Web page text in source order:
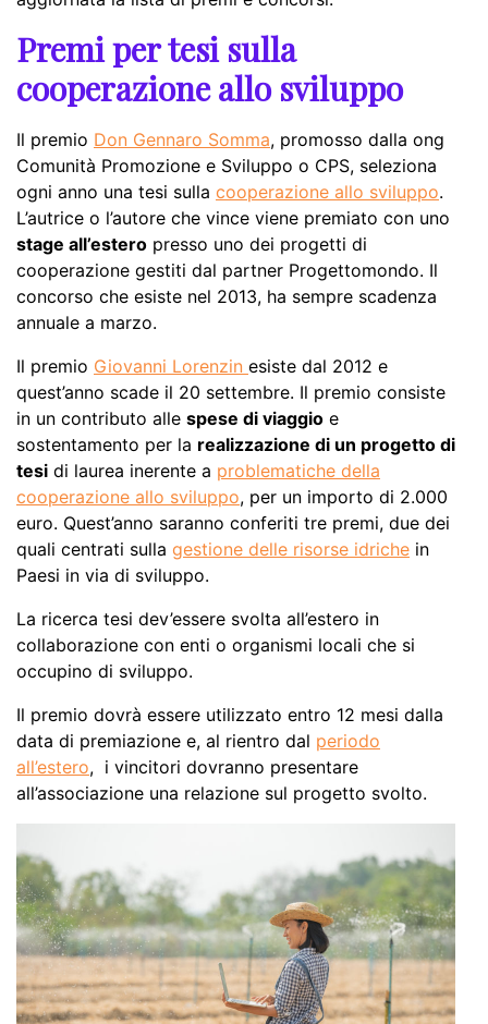
Premi per tesi sulla
cooperazione allo sviluppo
Il premio Don Gennaro Somma, promosso dalla ong
Comunità Promozione e Sviluppo o CPS, seleziona
ogni anno una tesi sulla cooperazione allo sviluppo.
L’autrice o l’autore che vince viene premiato con uno
stage all’estero presso uno dei progetti di
cooperazione gestiti dal partner Progettomondo. Il
concorso che esiste nel 2013, ha sempre scadenza
annuale a marzo.
Il premio Giovanni Lorenzin esiste dal 2012 e
quest’anno scade il 20 settembre. Il premio consiste
in un contributo alle spese di viaggio e
sostentamento per la realizzazione di un progetto di
tesi di laurea inerente a problematiche della
cooperazione allo sviluppo, per un importo di 2.000
euro. Quest’anno saranno conferiti tre premi, due dei
quali centrati sulla gestione delle risorse idriche in
Paesi in via di sviluppo.
La ricerca tesi dev’essere svolta all’estero in
collaborazione con enti o organismi locali che si
occupino di sviluppo.
Il premio dovrà essere utilizzato entro 12 mesi dalla
data di premiazione e, al rientro dal periodo
all’estero, i vincitori dovranno presentare
all’associazione una relazione sul progetto svolto.